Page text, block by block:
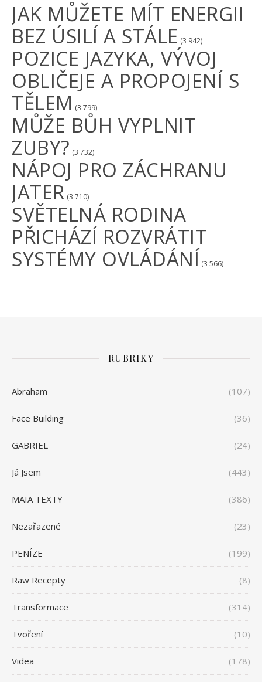
JAK MŮŽETE MÍT ENERGII
BEZ ÚSILÍ A STÁLE (3 942)
POZICE JAZYKA, VÝVOJ
OBLIČEJE A PROPOJENÍ S
TĚLEM (3 799)
MŮŽE BŮH VYPLNIT
ZUBY? (3 732)
NÁPOJ PRO ZÁCHRANU
JATER (3 710)
SVĚTELNÁ RODINA
PŘICHÁZÍ ROZVRÁTIT
SYSTÉMY OVLÁDÁNÍ (3 566)
RUBRIKY
Abraham (107)
Face Building (36)
GABRIEL (24)
Já Jsem (443)
MAIA TEXTY (386)
Nezařazené (23)
PENÍZE (199)
Raw Recepty (8)
Transformace (314)
Tvoření (10)
Videa (178)